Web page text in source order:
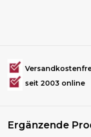
seit 2003 online
Ergänzende